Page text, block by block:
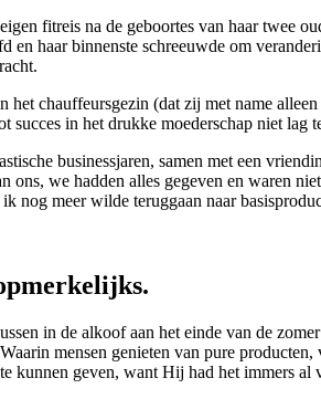
fitreis na de geboortes van haar twee
en haar binnenste schreeuwde om
het chauffeursgezin (dat zij met name
succes in het drukke moederschap niet lag
businessjaren, samen met een
ons, we hadden alles gegeven en waren
nog meer wilde teruggaan naar
in de alkoof aan het einde van de
mensen genieten van pure
kunnen geven, want Hij had het immers al